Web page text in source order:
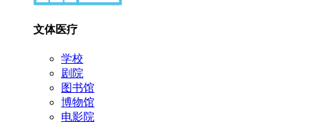
文体医疗
学校
剧院
图书馆
博物馆
电影院